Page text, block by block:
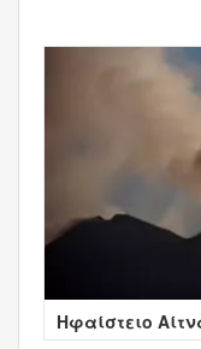
Ηφαίστειο